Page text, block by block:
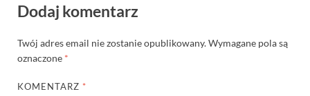
Dodaj komentarz
Twój adres email nie zostanie opublikowany.Wymagane pola są
oznaczone *
KOMENTARZ *